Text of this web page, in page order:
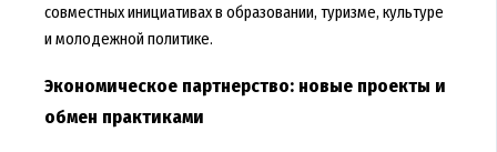
совместных инициативах в образовании, туризме, культуре
и молодежной политике.
Экономическое партнерство: новые проекты и
обмен практиками